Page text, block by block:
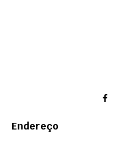
Endereço